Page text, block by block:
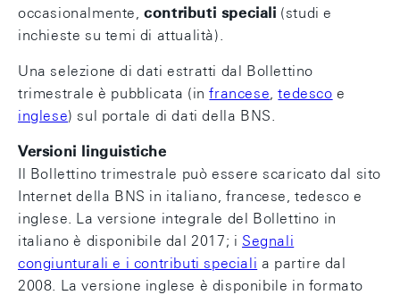
occasionalmente,contributi speciali (studi e
inchieste su temi di attualità).
Una selezione di dati estratti dal Bollettino
trimestrale è pubblicata (infrancese,tedesco e
inglese) sul portale di dati della BNS.
Versioni linguistiche
Il Bollettino trimestrale può essere scaricato dal sito
Internet della BNS in italiano, francese, tedesco e
inglese. La versione integrale del Bollettino in
italiano è disponibile dal 2017; i Segnali
congiunturali e i contributi speciali a partire dal
2008. La versione inglese è disponibile in formato